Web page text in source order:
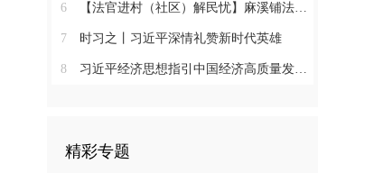
6 【法官进村（社区）解民忧】麻溪铺法庭：脚步向下沉 服务送上门
7 时习之丨习近平深情礼赞新时代英雄
8 习近平经济思想指引中国经济高质量发展行稳致远
精彩专题